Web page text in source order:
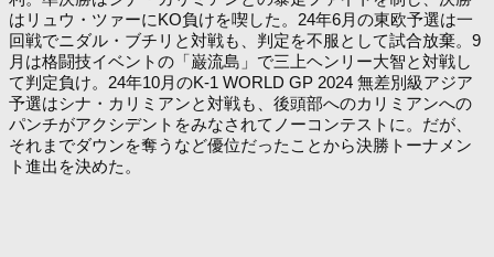
はリュウ・ツァーにKO負けを喫した。24年6月の東欧予選は一
回戦でニダル・ブチリと対戦も、判定を不服として試合放棄。9
月は格闘技イベントの「巌流島」で三上ヘンリー大智と対戦し
て判定負け。24年10月のK-1 WORLD GP 2024 無差別級アジア
予選はシナ・カリミアンと対戦も、後頭部へのカリミアンへの
パンチがアクシデントをみなされてノーコンテストに。だが、
それまでダウンを奪うなど優位だったことから決勝トーナメン
ト進出を決めた。